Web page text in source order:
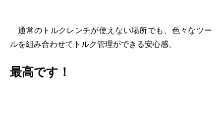
通常のトルクレンチが使えない場所でも、色々なツー
ルを組み合わせてトルク管理ができる安心感、
最高です！